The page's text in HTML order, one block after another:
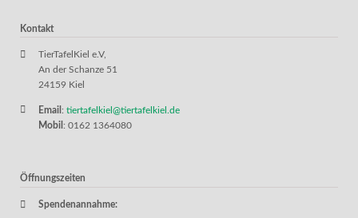
Kontakt
TierTafelKiel e.V,
An der Schanze 51
24159 Kiel
Email : tiertafelkiel@tiertafelkiel.de
Mobil : 0162 1364080
Öffnungszeiten
Spendenannahme: